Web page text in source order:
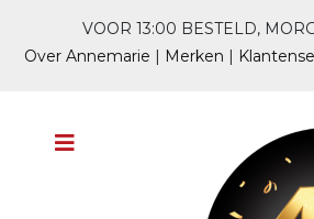
VOOR 13:00 BESTELD,
Over Annemarie | Merken |